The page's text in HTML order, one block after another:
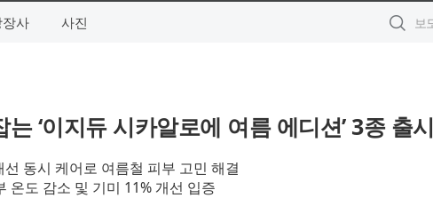
사 사진
‘이지듀 시카알로에 여름 에디션’ 3종 출시
선 동시 케어로 여름철 피부 고민 해결
도 감소 및 기미 11% 개선 입증